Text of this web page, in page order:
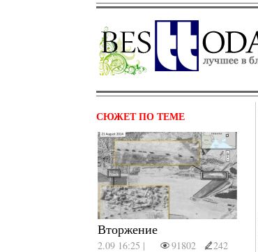
СЮЖЕТ ПО ТЕМЕ
Вторжение
2.09 16:25 | 91802
242